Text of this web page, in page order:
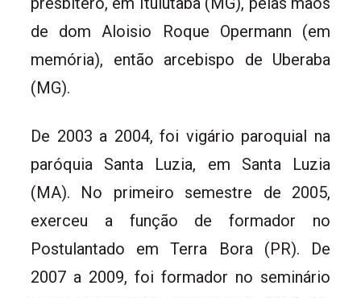
de dom Aloisio Roque Opermann (em
memória), então arcebispo de Uberaba
(MG).
De 2003 a 2004, foi vigário paroquial na
paróquia Santa Luzia, em Santa Luzia
(MA). No primeiro semestre de 2005,
exerceu a função de formador no
Postulantado em Terra Bora (PR). De
2007 a 2009, foi formador no seminário